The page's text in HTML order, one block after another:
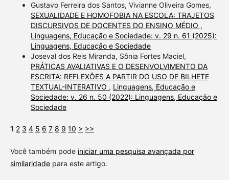
Gustavo Ferreira dos Santos, Vivianne Oliveira Gomes,
SEXUALIDADE E HOMOFOBIA NA ESCOLA: TRAJETOS
DISCURSIVOS DE DOCENTES DO ENSINO MÉDIO ,
Linguagens, Educação e Sociedade: v. 29 n. 61 (2025):
Linguagens, Educação e Sociedade
Joseval dos Reis Miranda, Sônia Fortes Maciel,
PRÁTICAS AVALIATIVAS E O DESENVOLVIMENTO DA
ESCRITA: REFLEXÕES A PARTIR DO USO DE BILHETE
TEXTUAL-INTERATIVO , Linguagens, Educação e
Sociedade: v. 26 n. 50 (2022): Linguagens, Educação e
Sociedade
1 2 3 4 5 6 7 8 9 10 > >>
Você também pode iniciar uma pesquisa avançada por
similaridadepara este artigo.